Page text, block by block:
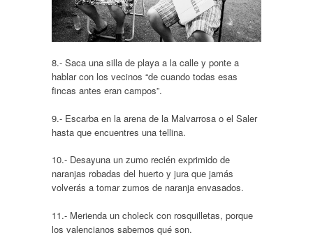
8.- Saca una silla de playa a la calle y ponte a
hablar con los vecinos “de cuando todas esas
fincas antes eran campos”.
9.- Escarba en la arena de la Malvarrosa o el Saler
hasta que encuentres una tellina.
10.- Desayuna un zumo recién exprimido de
naranjas robadas del huerto y jura que jamás
volverás a tomar zumos de naranja envasados.
11.- Merienda un choleck con rosquilletas, porque
los valencianos sabemos qué son.